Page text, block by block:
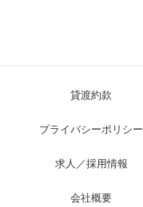
貸渡約款
プライバシーポリシー
求人／採用情報
会社概要